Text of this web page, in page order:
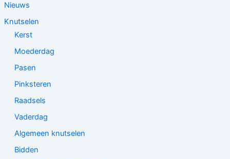
Nieuws
Knutselen
Kerst
Moederdag
Pasen
Pinksteren
Raadsels
Vaderdag
Algemeen knutselen
Bidden